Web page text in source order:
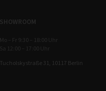
SHOWROOM
Mo – Fr 9:30 – 18:00 Uhr
Sa 12:00 – 17:00 Uhr
Tucholskystraße 31, 10117 Berlin